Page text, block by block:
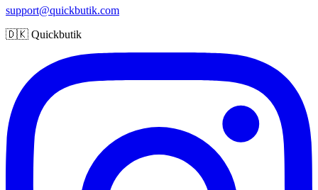
support@quickbutik.com
🇩🇰 Quickbutik